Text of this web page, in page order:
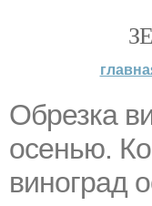
Обрезка
осенью.
виноград